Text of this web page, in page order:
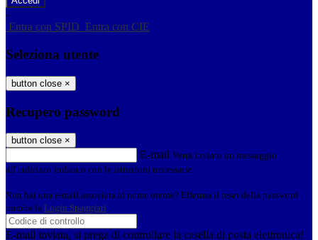
-
Entra con SPID Entra con CIE
Seleziona utente
button close ×
Recupero password
button close ×
E-mail Verrà inviato un messaggio
all'indirizzo indicato con le istruzioni necessarie.
Non hai una e-mail associata al nome utente? Effettua il reset della password
tramite la Login Spaggiari
E-mail inviata, si prega di controllare la casella di posta elettronica!